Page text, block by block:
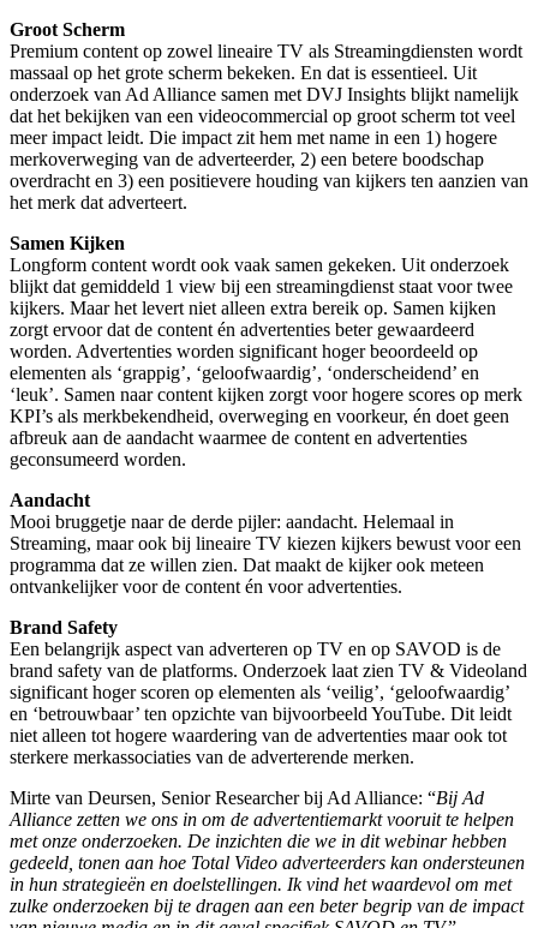
Groot Scherm
Premium content op zowel lineaire TV als Streamingdiensten wordt
massaal op het grote scherm bekeken. En dat is essentieel. Uit
onderzoek van Ad Alliance samen met DVJ Insights blijkt namelijk
dat het bekijken van een videocommercial op groot scherm tot veel
meer impact leidt. Die impact zit hem met name in een 1) hogere
merkoverweging van de adverteerder, 2) een betere boodschap
overdracht en 3) een positievere houding van kijkers ten aanzien van
het merk dat adverteert.
Samen Kijken
Longform content wordt ook vaak samen gekeken. Uit onderzoek
blijkt dat gemiddeld 1 view bij een streamingdienst staat voor twee
kijkers. Maar het levert niet alleen extra bereik op. Samen kijken
zorgt ervoor dat de content én advertenties beter gewaardeerd
worden. Advertenties worden significant hoger beoordeeld op
elementen als ‘grappig’, ‘geloofwaardig’, ‘onderscheidend’ en
‘leuk’. Samen naar content kijken zorgt voor hogere scores op merk
KPI’s als merkbekendheid, overweging en voorkeur, én doet geen
afbreuk aan de aandacht waarmee de content en advertenties
geconsumeerd worden.
Aandacht
Mooi bruggetje naar de derde pijler: aandacht. Helemaal in
Streaming, maar ook bij lineaire TV kiezen kijkers bewust voor een
programma dat ze willen zien. Dat maakt de kijker ook meteen
ontvankelijker voor de content én voor advertenties.
Brand Safety
Een belangrijk aspect van adverteren op TV en op SAVOD is de
brand safety van de platforms. Onderzoek laat zien TV & Videoland
significant hoger scoren op elementen als ‘veilig’, ‘geloofwaardig’
en ‘betrouwbaar’ ten opzichte van bijvoorbeeld YouTube. Dit leidt
niet alleen tot hogere waardering van de advertenties maar ook tot
sterkere merkassociaties van de adverterende merken.
Mirte van Deursen, Senior Researcher bij Ad Alliance: “Bij Ad
Alliance zetten we ons in om de advertentiemarkt vooruit te helpen
met onze onderzoeken. De inzichten die we in dit webinar hebben
gedeeld, tonen aan hoe Total Video adverteerders kan ondersteunen
in hun strategieën en doelstellingen. Ik vind het waardevol om met
zulke onderzoeken bij te dragen aan een beter begrip van de impact